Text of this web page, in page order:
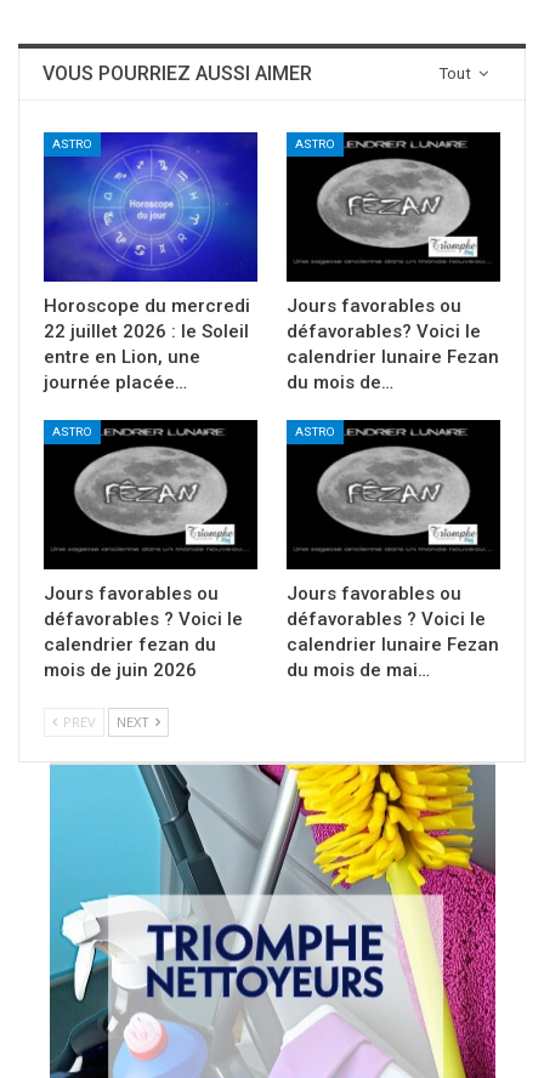
Tout
VOUS POURRIEZ AUSSI AIMER
ASTRO
Horoscope du mercredi
22 juillet 2026 : le Soleil
entre en Lion, une
journée placée…
ASTRO
Jours favorables ou
défavorables? Voici le
calendrier lunaire Fezan
du mois de…
ASTRO
Jours favorables ou
défavorables ? Voici le
calendrier fezan du
mois de juin 2026
ASTRO
Jours favorables ou
défavorables ? Voici le
calendrier lunaire Fezan
du mois de mai…
PREV NEXT